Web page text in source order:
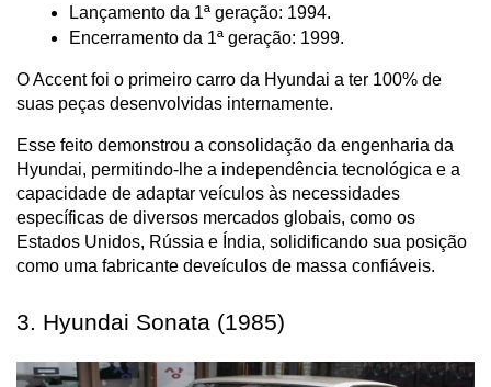
Lançamento da 1ª geração: 1994.
Encerramento da 1ª geração: 1999.
O Accent foi o primeiro carro da Hyundai a ter 100% de
suas peças desenvolvidas internamente.
Esse feito demonstrou a consolidação da engenharia da
Hyundai, permitindo-lhe a independência tecnológica e a
capacidade de adaptar veículos às necessidades
específicas de diversos mercados globais, como os
Estados Unidos, Rússia e Índia, solidificando sua posição
como uma fabricante deveículos de massa confiáveis.
3. Hyundai Sonata (1985)